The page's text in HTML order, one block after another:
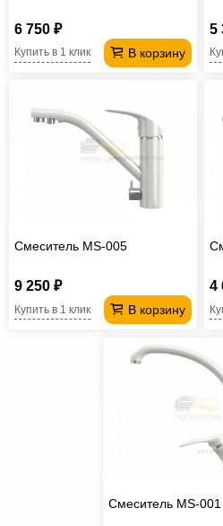
6 750 ₽
В корзину
Купить в 1 клик
5
Смеситель MS-005
9 250 ₽
В корзину
Купить в 1 клик
4
Смеситель MS-001